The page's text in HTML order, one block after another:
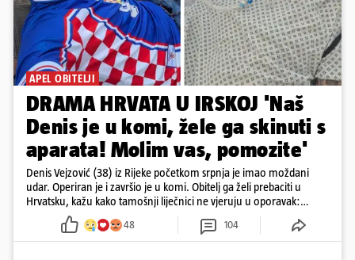
APEL OBITELJI
DRAMA HRVATA U IRSKOJ 'Naš
Denis je u komi, žele ga skinuti s
aparata! Molim vas, pomozite'
Denis Vejzović (38) iz Rijeke početkom srpnja je imao moždani
udar. Operiran je i završio je u komi. Obitelj ga želi prebaciti u
Hrvatsku, kažu kako tamošnji liječnici ne vjeruju u oporavak:
'Imamo 72 sata'
48 104